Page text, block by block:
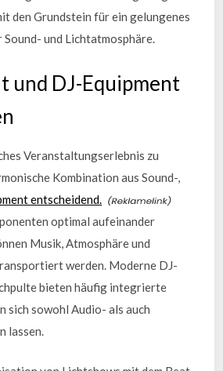
den Grundstein für ein gelungenes
und Lichtatmosphäre.
und DJ-Equipment
Veranstaltungserlebnis zu
Kombination aus Sound-,
entscheidend.
optimal aufeinander
Musik, Atmosphäre und
werden. Moderne DJ-
bieten häufig integrierte
sich sowohl Audio- als auch
lassen.